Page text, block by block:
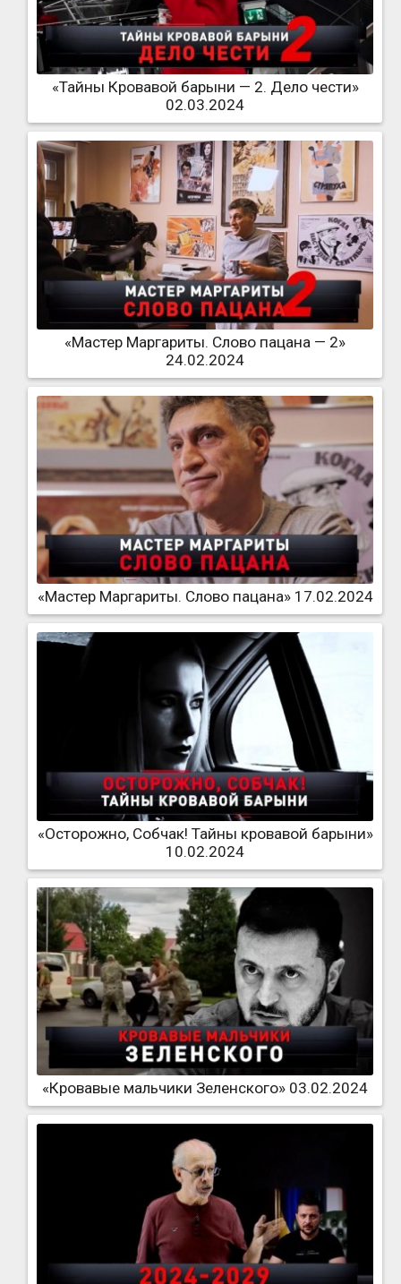
«Тайны Кровавой барыни — 2. Дело чести»
02.03.2024
«Мастер Маргариты. Слово пацана — 2»
24.02.2024
«Мастер Маргариты. Слово пацана» 17.02.2024
«Осторожно, Собчак! Тайны кровавой барыни»
10.02.2024
«Кровавые мальчики Зеленского» 03.02.2024